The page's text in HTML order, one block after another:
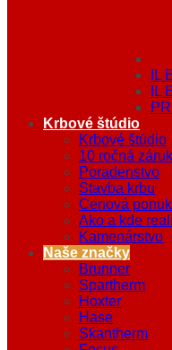
IL
IL
Krbové štúdio
Krbové štúdio
10 ročná
Poradenstvo
Stavba krbu
Cenová
Ako a kde
Kamenárstvo
Naše značky
Brunner
Spartherm
Hoxter
Hase
Skantherm